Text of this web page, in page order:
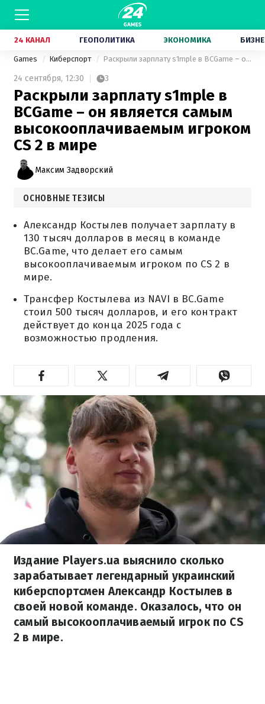
24 КАНАЛ ГЕОПОЛИТИКА ЭКОНОМИКА
Games Киберспорт Раскрыли зарплату s1mple в BCGame – он является самым высокооплачиваемым игроком CS 2 в мире
24 сентября, 12:30 3
Раскрыли зарплату s1mple в
BCGame – он является самым
высокооплачиваемым игроком
CS 2 в мире
Максим Задворский
ОСНОВНЫЕ ТЕЗИСЫ
Александр Костылев получает зарплату в
130 тысяч долларов в месяц в команде
BC.Game, что делает его самым
высокооплачиваемым игроком по CS 2 в
мире.
Трансфер Костылева из NAVI в BC.Game
стоил 500 тысяч долларов, и его контракт
действует до конца 2025 года с
возможностью продления.
Издание Players.ua выяснило сколько
зарабатывает легендарный украинский
киберспортсмен Александр Костылев в
своей новой команде. Оказалось, что он
самый высокооплачиваемый игрок по CS
2 в мире.